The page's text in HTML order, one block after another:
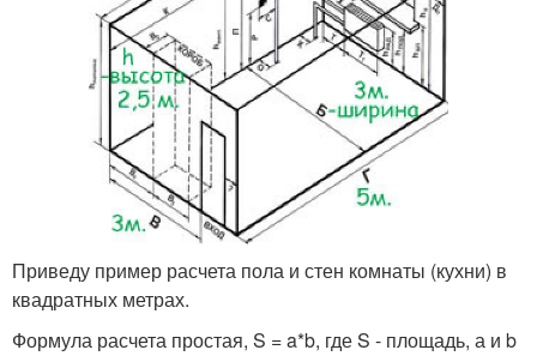
Приведу пример расчета пола и стен комнаты (кухни) в
квадратных метрах.
Формула расчета простая, S = a*b, где S - площадь, а и b